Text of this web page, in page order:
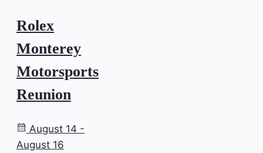
Rolex
Monterey
Motorsports
Reunion
August 14 -
August 16